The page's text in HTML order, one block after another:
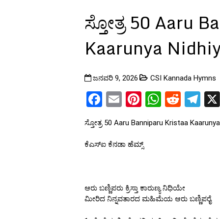
ಸ್ತೋತ್ರ 50 Aaru
Kaarunya
ಜನವರಿ 9, 2026 CSI Kannada Hymns
Facebook
EmailPinterestReddit
ಸ್ತೋತ್ರ 50 Aaru Banniparu Kristaa
ಕೆಎಸ್ಐ ಕೆನಡಾ ಹೆಮ್ಸ್
ಆರು ಬಣ್ಣಿಪರು ಕ್ರಿಸ್ತಾ ಕಾರುಣ್ಯ ನಿಧಿಯೇ
ಮೀರಿದ ನಿನ್ನವತಾರದ ಮಹಿಮೆಯ ಆರು ಬಣ್ಣಿಪರೈ